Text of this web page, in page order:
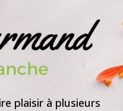
plaisir à plusieurs